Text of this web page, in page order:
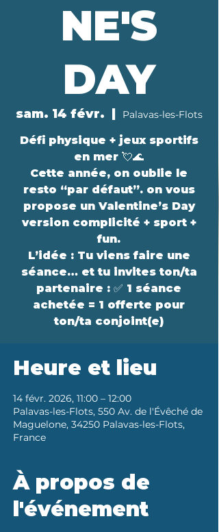
NE'S
DAY
sam. 14 févr. Palavas-les-Flots
Défi physique + jeux sportifs
en mer 💘🌊
Cette année, on oublie le
resto “par défaut”. on vous
propose un Valentine’s Day
version complicité + sport +
fun.
L’idée : Tu viens faire une
séance… et tu invites ton/ta
partenaire : ✅ 1 séance
achetée = 1 offerte pour
ton/ta conjoint(e)
Heure et lieu
14 févr. 2026, 11:00 – 12:00
Palavas-les-Flots, 550 Av. de l'Évêché de
Maguelone, 34250 Palavas-les-Flots,
France
À propos de
l'événement